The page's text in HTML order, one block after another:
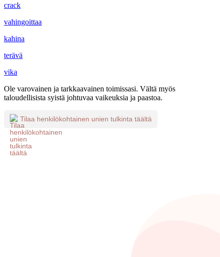
crack
vahingoittaa
kahina
terävä
vika
Ole varovainen ja tarkkaavainen toimissasi. Vältä myös
taloudellisista syistä johtuvaa vaikeuksia ja paastoa.
Tilaa henkilökohtainen unien tulkinta täältä